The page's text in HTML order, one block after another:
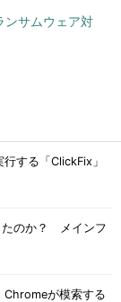
ンサムウェア対
する「ClickFix」
たのか？ メインフ
が模索する